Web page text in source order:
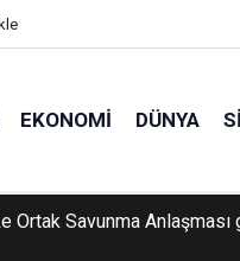
EKONOMI DÜNYA
eser operasyonu: 273